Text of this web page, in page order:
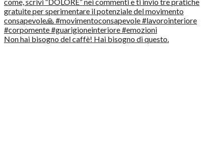
Non hai bisogno del caffè! Hai bisogno di questo.